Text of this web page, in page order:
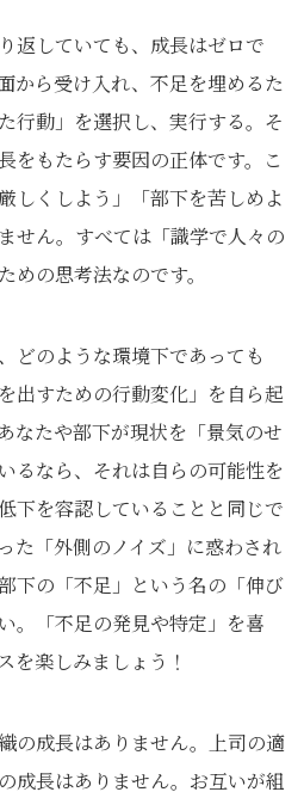
返していても、成長はゼロで
から受け入れ、不足を埋めるた
行動」を選択し、実行する。そ
をもたらす要因の正体です。こ
しくしよう」「部下を苦しめよ
せん。すべては「識学で人々の
の思考法なのです。
どのような環境下であっても
出すための行動変化」を自ら起
なたや部下が現状を「景気のせ
るなら、それは自らの可能性を
下を容認していることと同じで
た「外側のノイズ」に惑わされ
下の「不足」という名の「伸び
。「不足の発見や特定」を喜
を楽しみましょう！
の成長はありません。上司の適
成長はありません。お互いが組